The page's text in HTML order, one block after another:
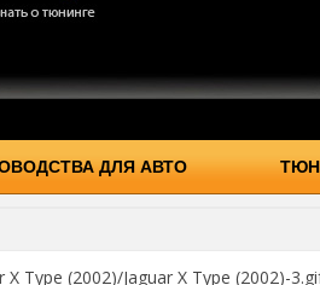
ДЛЯ АВТО
Type (2002)/Jaguar X Type (2002)-